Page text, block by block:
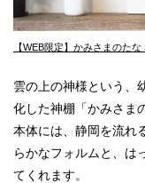
【WEB限定】かみさまのたな
雲の上の神様という、
化した神棚「かみさま
本体には、静岡を流れ
らかなフォルムと、は
てくれます。